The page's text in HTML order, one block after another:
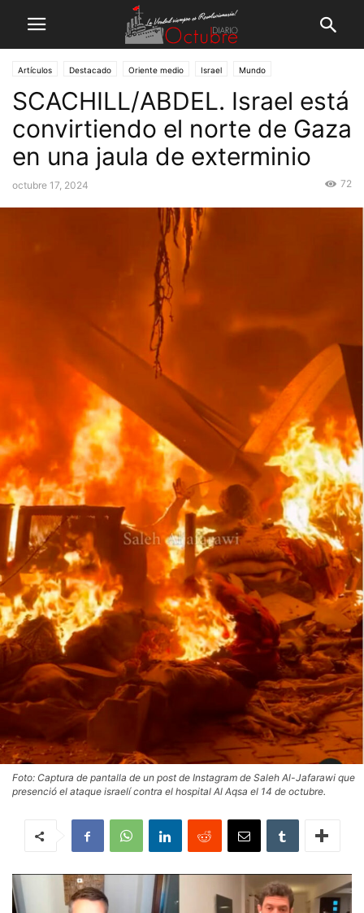
Artículos Destacado Oriente medio Israel Mundo
SCACHILL/ABDEL. Israel está
convirtiendo el norte de Gaza
en una jaula de exterminio
octubre 17, 2024 72
Foto: Captura de pantalla de un post de Instagram de Saleh Al-Jafarawi que
presenció el ataque israelí contra el hospital Al Aqsa el 14 de octubre.